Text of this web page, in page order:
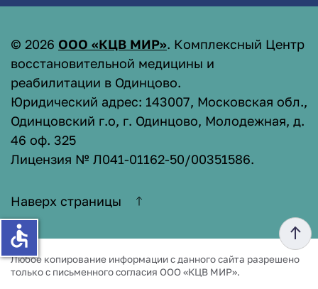
© 2026 ООО «КЦВ МИР». Комплексный Центр
восстановительной медицины и
реабилитации в Одинцово.
Юридический адрес: 143007, Московская обл.,
Одинцовский г.о, г. Одинцово, Молодежная, д.
46 оф. 325
Лицензия № Л041-01162-50/00351586.
Наверх страницы
Любое копирование информации с данного сайта разрешено
только с письменного согласия ООО «КЦВ МИР».
accessible